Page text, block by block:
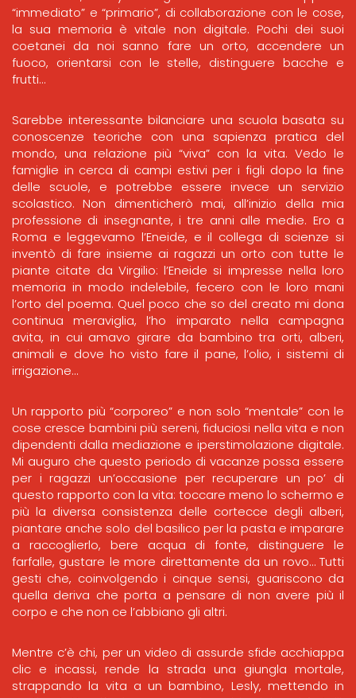
“immediato” e “primario”, di collaborazione con le cose,
la sua memoria è vitale non digitale. Pochi dei suoi
coetanei da noi sanno fare un orto, accendere un
fuoco, orientarsi con le stelle, distinguere bacche e
frutti…
Sarebbe interessante bilanciare una scuola basata su
conoscenze teoriche con una sapienza pratica del
mondo, una relazione più “viva” con la vita. Vedo le
famiglie in cerca di campi estivi per i figli dopo la fine
delle scuole, e potrebbe essere invece un servizio
scolastico. Non dimenticherò mai, all’inizio della mia
professione di insegnante, i tre anni alle medie. Ero a
Roma e leggevamo l’Eneide, e il collega di scienze si
inventò di fare insieme ai ragazzi un orto con tutte le
piante citate da Virgilio: l’Eneide si impresse nella loro
memoria in modo indelebile, fecero con le loro mani
l’orto del poema. Quel poco che so del creato mi dona
continua meraviglia, l’ho imparato nella campagna
avita, in cui amavo girare da bambino tra orti, alberi,
animali e dove ho visto fare il pane, l’olio, i sistemi di
irrigazione…
Un rapporto più “corporeo” e non solo “mentale” con le
cose cresce bambini più sereni, fiduciosi nella vita e non
dipendenti dalla mediazione e iperstimolazione digitale.
Mi auguro che questo periodo di vacanze possa essere
per i ragazzi un’occasione per recuperare un po’ di
questo rapporto con la vita: toccare meno lo schermo e
più la diversa consistenza delle cortecce degli alberi,
piantare anche solo del basilico per la pasta e imparare
a raccoglierlo, bere acqua di fonte, distinguere le
farfalle, gustare le more direttamente da un rovo… Tutti
gesti che, coinvolgendo i cinque sensi, guariscono da
quella deriva che porta a pensare di non avere più il
corpo e che non ce l’abbiano gli altri.
Mentre c’è chi, per un video di assurde sfide acchiappa
clic e incassi, rende la strada una giungla mortale,
strappando la vita a un bambino, Lesly, mettendo in